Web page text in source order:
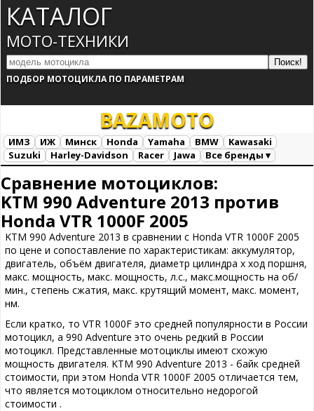
КАТАЛОГ
МОТО-ТЕХНИКИ
ПОДБОР МОТОЦИКЛА ПО ПАРАМЕТРАМ
BAZAMOTO
ИМЗ ИЖ Минск Honda Yamaha BMW
Kawasaki
Suzuki
Harley-Davidson Racer Jawa
Все бренды ▾
Сравнение мотоциклов:
KTM 990 Adventure 2013 против
Honda VTR 1000F 2005
KTM 990 Adventure 2013 в сравнении с Honda VTR 1000F 2005
по цене и сопоставление по характеристикам: аккумулятор,
двигатель, объём двигателя, диаметр цилиндра х ход поршня,
макс. мощность, макс. мощность, л.с., макс.мощность на об/
мин., степень сжатия, макс. крутящий момент, макс. момент,
нм.
Если кратко, то VTR 1000F это средней популярности в России
мотоцикл, а 990 Adventure это очень редкий в России
мотоцикл. Представленные мотоциклы имеют схожую
мощность двигателя. KTM 990 Adventure 2013 - байк средней
стоимости, при этом Honda VTR 1000F 2005 отличается тем,
что является мотоциклом относительно недорогой
стоимости .